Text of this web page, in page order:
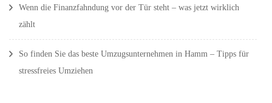
Wenn die Finanzfahndung vor der Tür steht – was jetzt wirklich
zählt
So finden Sie das beste Umzugsunternehmen in Hamm – Tipps für
stressfreies Umziehen